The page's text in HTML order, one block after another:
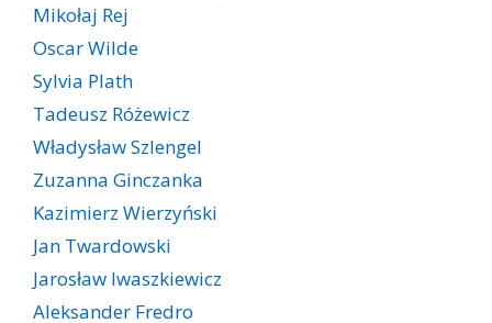
Mikołaj Rej
Oscar Wilde
Sylvia Plath
Tadeusz Różewicz
Władysław Szlengel
Zuzanna Ginczanka
Kazimierz Wierzyński
Jan Twardowski
Jarosław Iwaszkiewicz
Aleksander Fredro